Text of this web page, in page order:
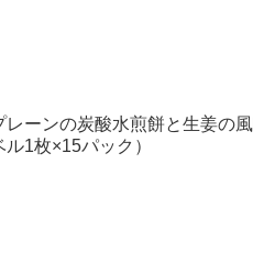
レーンの炭酸水煎餅と生姜の
ル1枚×15パック）